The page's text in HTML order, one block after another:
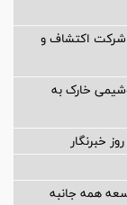
خسارت به شرکت اکتشاف و
خارک به
خبرنگار
همه جانبه